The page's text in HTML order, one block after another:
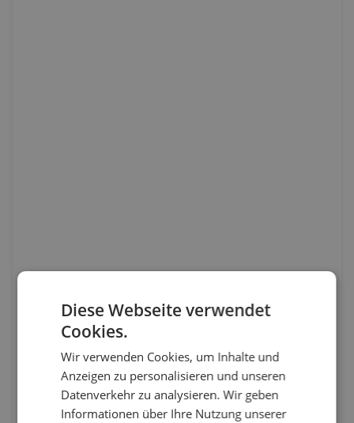
Diese Webseite verwendet
Cookies.
Wir verwenden Cookies, um Inhalte und
Anzeigen zu personalisieren und unseren
Datenverkehr zu analysieren. Wir geben
Informationen über Ihre Nutzung unserer